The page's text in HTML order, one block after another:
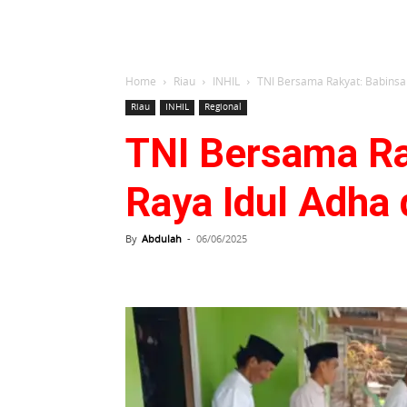
Home Riau INHIL TNI Bersama Rakyat:
Riau INHIL Regional
TNI Bersama
Raya Idul
By Abdulah - 06/06/2025